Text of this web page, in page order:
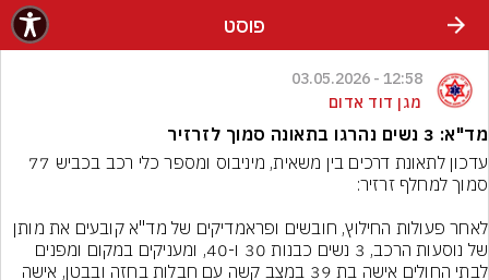
פוסט
12:58 - 03.05.2026
מגן דוד אדום
מד"א: 3 נשים נהרגו בתאונה סמוך לזרזיר